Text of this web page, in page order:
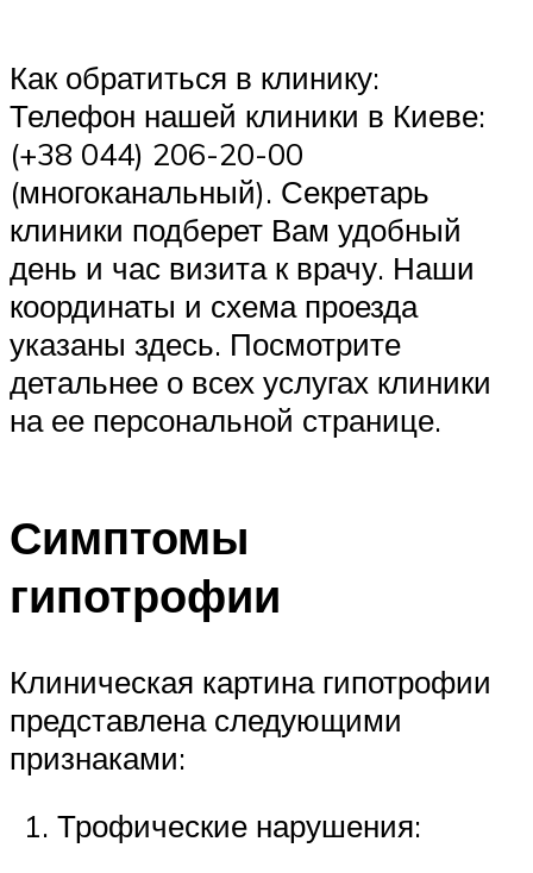
Как обратиться в клинику:
Телефон нашей клиники в Киеве:
(+38 044) 206-20-00
(многоканальный). Секретарь
клиники подберет Вам удобный
день и час визита к врачу. Наши
координаты и схема проезда
указаны здесь. Посмотрите
детальнее о всех услугах клиники
на ее персональной странице.
Симптомы
гипотрофии
Клиническая картина гипотрофии
представлена следующими
признаками:
Трофические нарушения: